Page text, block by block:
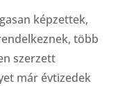
képzettek,
több
szerzett
már évtizedek